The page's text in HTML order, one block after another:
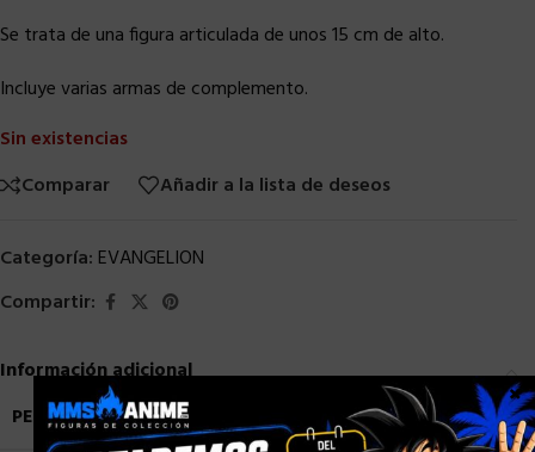
Se trata de una figura articulada de unos 15 cm de alto.
Incluye varias armas de complemento.
Sin existencias
Comparar
Añadir a la lista de deseos
Categoría: EVANGELION
Compartir:
Información adicional
PESO
0,7 kg
×